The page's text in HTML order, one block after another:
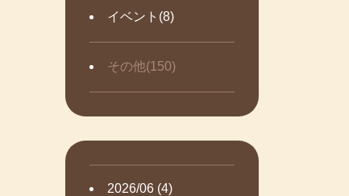
イベント(8)
その他(150)
2026/06 (4)